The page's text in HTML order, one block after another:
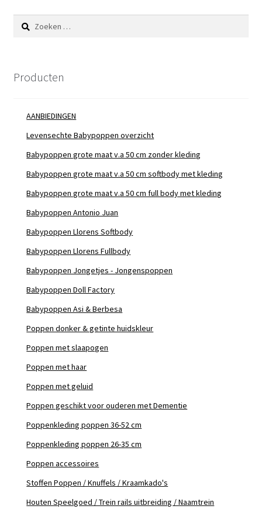
Zoeken
naar:
Producten
AANBIEDINGEN
Levensechte Babypoppen overzicht
Babypoppen grote maat v.a 50 cm zonder kleding
Babypoppen grote maat v.a 50 cm softbody met kleding
Babypoppen grote maat v.a 50 cm full body met kleding
Babypoppen Antonio Juan
Babypoppen Llorens Softbody
Babypoppen Llorens Fullbody
Babypoppen Jongetjes - Jongenspoppen
Babypoppen Doll Factory
Babypoppen Asi & Berbesa
Poppen donker & getinte huidskleur
Poppen met slaapogen
Poppen met haar
Poppen met geluid
Poppen geschikt voor ouderen met Dementie
Poppenkleding poppen 36-52 cm
Poppenkleding poppen 26-35 cm
Poppen accessoires
Stoffen Poppen / Knuffels / Kraamkado's
Houten Speelgoed / Trein rails uitbreiding / Naamtrein